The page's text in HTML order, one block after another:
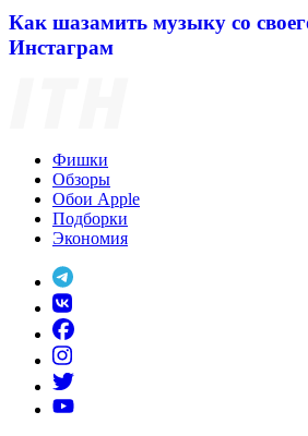
Как шазамить музыку со
Инстаграм
Фишки
Обзоры
Обои Apple
Подборки
Экономия